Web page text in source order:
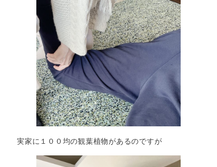
実家に１００均の観葉植物があるのですが